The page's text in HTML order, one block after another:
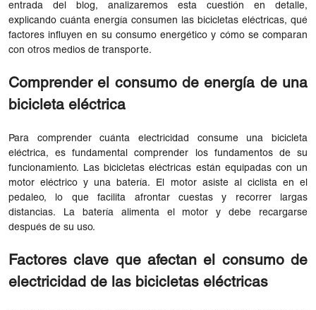
entrada del blog, analizaremos esta cuestión en detalle,
explicando cuánta energía consumen las bicicletas eléctricas, qué
factores influyen en su consumo energético y cómo se comparan
con otros medios de transporte.
Comprender el consumo de energía de una
bicicleta eléctrica
Para comprender cuánta electricidad consume una bicicleta
eléctrica, es fundamental comprender los fundamentos de su
funcionamiento. Las bicicletas eléctricas están equipadas con un
motor eléctrico y una batería. El motor asiste al ciclista en el
pedaleo, lo que facilita afrontar cuestas y recorrer largas
distancias. La batería alimenta el motor y debe recargarse
después de su uso.
Factores clave que afectan el consumo de
electricidad de las bicicletas eléctricas